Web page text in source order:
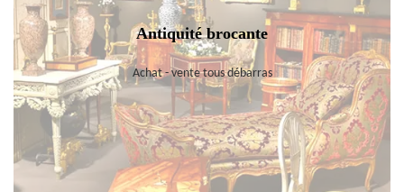
Antiquité brocante
Achat - vente tous débarras